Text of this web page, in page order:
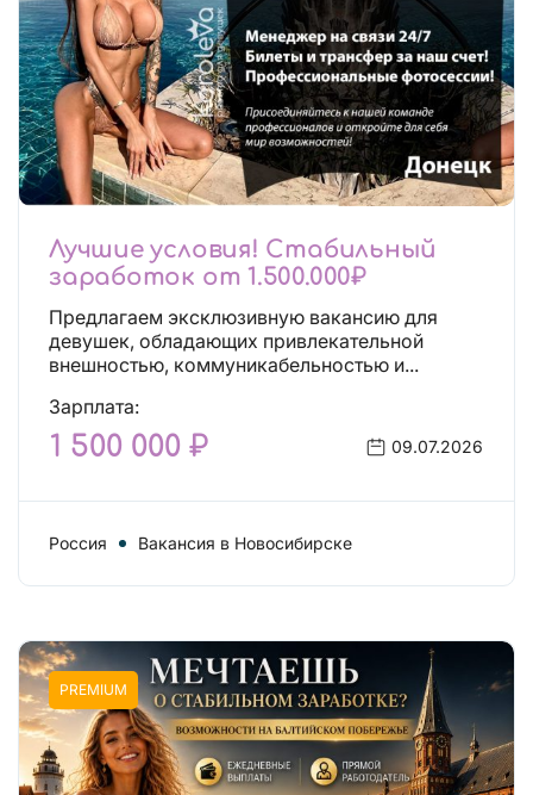
Лучшие условия! Стабильный
заработок от 1.500.000₽
Предлагаем эксклюзивную вакансию для
девушек, обладающих привлекательной
внешностью, коммуникабельностью и...
Зарплата:
1 500 000 ₽ 09.07.2026
Россия Вакансия в Новосибирске
PREMIUM